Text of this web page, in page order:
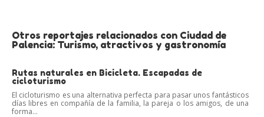
Otros reportajes relacionados con Ciudad de
Palencia: Turismo, atractivos y gastronomía
Rutas naturales en Bicicleta. Escapadas de
cicloturismo
El cicloturismo es una alternativa perfecta para pasar unos fantásticos
días libres en compañía de la familia, la pareja o los amigos, de una
forma...